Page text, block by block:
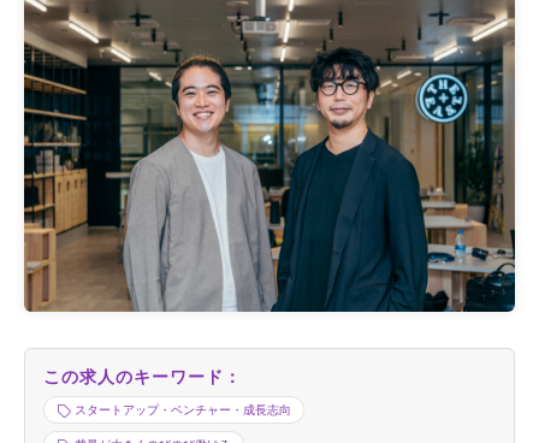
この求人のキーワード：
スタートアップ・ベンチャー・成長志向